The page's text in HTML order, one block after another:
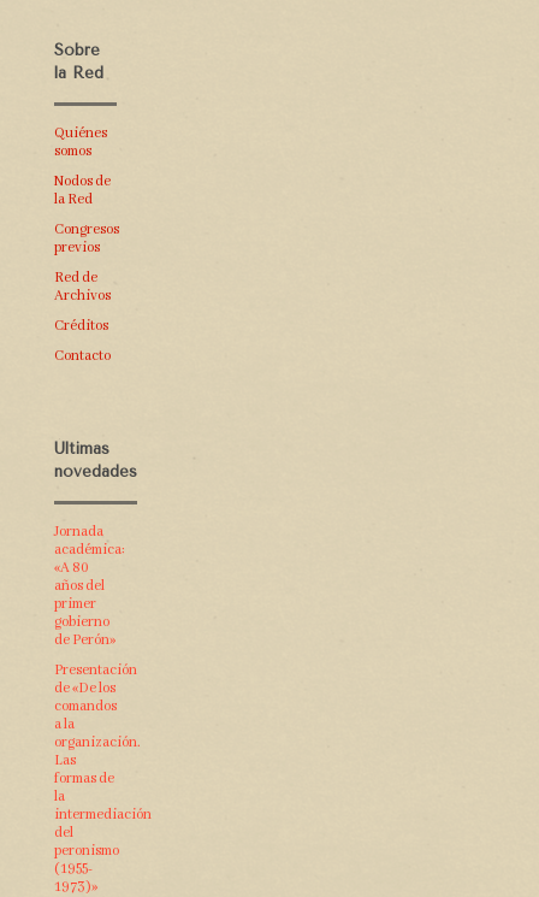
Sobre
la Red
Quiénes
somos
Nodos de
la Red
Congresos
previos
Red de
Archivos
Créditos
Contacto
Últimas
novedades
Jornada
académica:
«A 80
años del
primer
gobierno
de Perón»
Presentación
de «De los
comandos
a la
organización.
Las
formas de
la
intermediación
del
peronismo
(1955-
1973)»